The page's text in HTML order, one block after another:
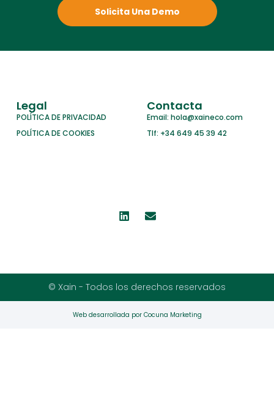
Solicita Una Demo
Legal
POLÍTICA DE PRIVACIDAD
POLÍTICA DE COOKIES
Contacta
Email: hola@xaineco.com
Tlf: +34 649 45 39 42
© Xain - Todos los derechos reservados
Web desarrollada por Cocuna Marketing